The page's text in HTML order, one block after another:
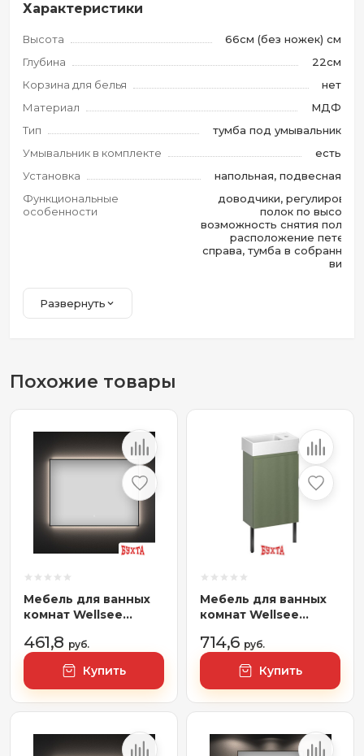
Характеристики
Высота
66см (без ножек) см
Глубина
22см
Корзина для белья
нет
Материал
МДФ
Тип
тумба под умывальник
Умывальник в комплекте
есть
Установка
напольная, подвесная
Функциональные
особенности
доводчики, регулировка
полок по высоте,
возможность снятия полок,
расположение петель
справа, тумба в собранном
виде
Развернуть
Похожие товары
Мебель для ванных
комнат Wellsee
LED-подсветкой 7
Rays' Spectrum
172201090, 120 х 80 см
(с сенсором и
регулировкой
461,8 руб.
Купить
Мебель для ванных
комнат Wellsee
умывальник 3 в 1 WC
Area 221805005
(тумба/матовый
зеленый, раковина/
глянцевый белый,
черный)
714,6 руб.
Купить